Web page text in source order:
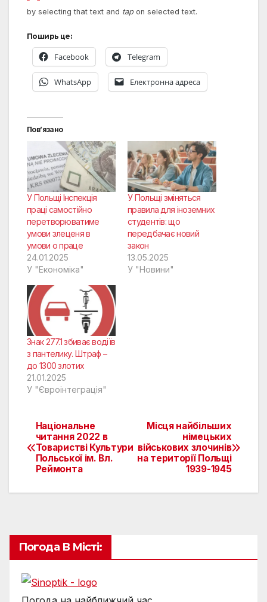
by selecting that text and tapon selected text.
Поширь це:
Facebook Telegram
WhatsApp Електронна адреса
Пов’язано
У Польщі Інспекція
праці самостійно
перетворюватиме
умови злеценя в
умови о праце
24.01.2025
У "Економіка"
У Польщі зміняться
правила для іноземних
студентів: що
передбачає новий
закон
13.05.2025
У "Новини"
Знак 277.1 збиває водіїв
з пантелику. Штраф –
до 1300 злотих
21.01.2025
У "Євроінтеграція"
Навігація
записів
Місця найбільших
німецьких
військових злочинів
на території Польщі
1939-1945
Національне
читання 2022 в
Товаристві Культури
Польської ім. Вл.
Реймонта
Погода В Місті: